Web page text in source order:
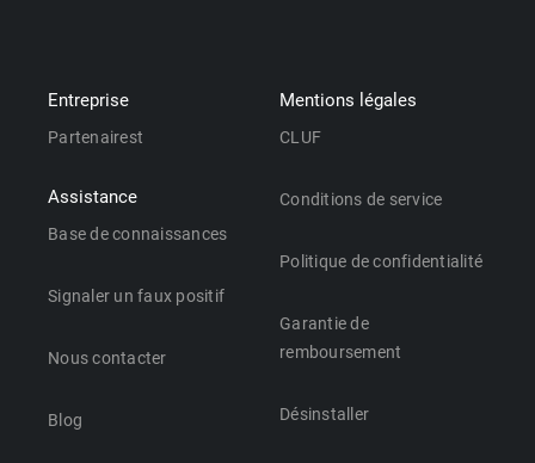
Entreprise
Partenairest
Assistance
Base de connaissances
Signaler un faux positif
Nous contacter
Blog
Mentions légales
CLUF
Conditions de service
Politique de confidentialité
Garantie de
remboursement
Désinstaller